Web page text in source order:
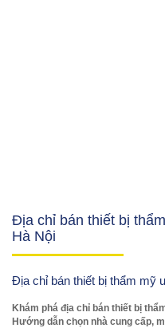
Địa chỉ bán thiết bị
Hà Nội
Địa chỉ bán thiết bị thẩm mỹ
Khám phá địa chỉ bán thiết bị
Hướng dẫn chọn nhà cung cấp,